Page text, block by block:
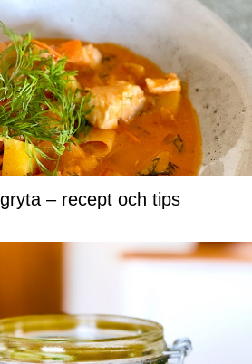
– recept och tips